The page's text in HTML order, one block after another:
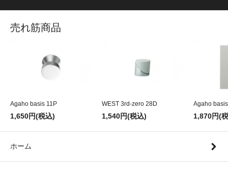
売れ筋商品
Agaho basis 11P
1,650円(税込)
WEST 3rd-zero 28D
1,540円(税込)
Agaho
1,870円(
ホーム